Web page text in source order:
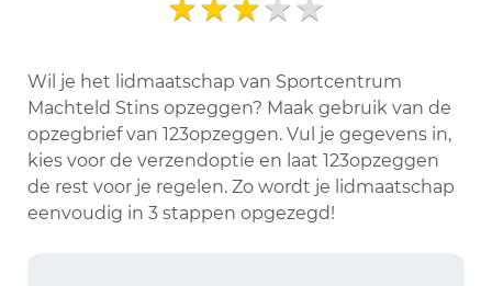
Wil je het lidmaatschap van Sportcentrum
Machteld Stins opzeggen? Maak gebruik van de
opzegbrief van 123opzeggen. Vul je gegevens in,
kies voor de verzendoptie en laat 123opzeggen
de rest voor je regelen. Zo wordt je lidmaatschap
eenvoudig in 3 stappen opgezegd!